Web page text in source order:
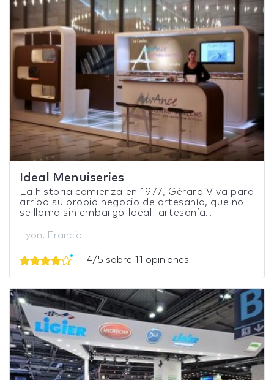
Ideal Menuiseries
La historia comienza en 1977, Gérard V va para
arriba su propio negocio de artesanía, que no
se llama sin embargo Ideal' artesanía...
Lyon, Francia
4/5 sobre 11 opiniones